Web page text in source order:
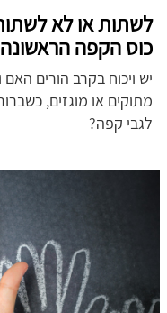
לשתות או לא
כוס הקפה
יש ויכוח בקרב הורים
מתוקים או מוגזים,
לגבי קפה?